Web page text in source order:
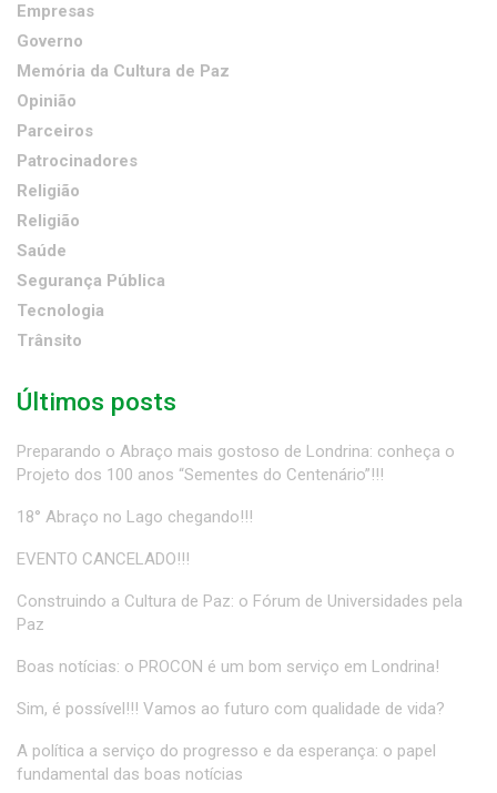
Empresas
Governo
Memória da Cultura de Paz
Opinião
Parceiros
Patrocinadores
Religião
Religião
Saúde
Segurança Pública
Tecnologia
Trânsito
Últimos posts
Preparando o Abraço mais gostoso de Londrina: conheça o
Projeto dos 100 anos “Sementes do Centenário”!!!
18° Abraço no Lago chegando!!!
EVENTO CANCELADO!!!
Construindo a Cultura de Paz: o Fórum de Universidades pela
Paz
Boas notícias: o PROCON é um bom serviço em Londrina!
Sim, é possível!!! Vamos ao futuro com qualidade de vida?
A política a serviço do progresso e da esperança: o papel
fundamental das boas notícias